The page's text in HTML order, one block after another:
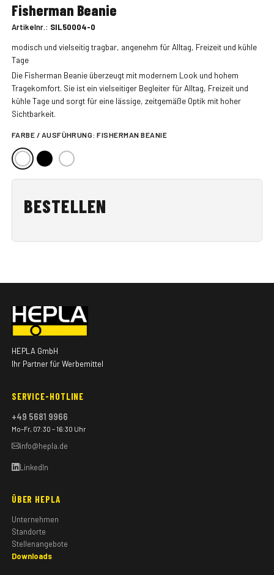
Fisherman Beanie
Artikelnr.: SIL50004-0
modisch und vielseitig tragbar, angenehm für Alltag, Freizeit und kühle
Tage
Die Fisherman Beanie überzeugt mit modernem Look und hohem
Tragekomfort. Sie ist ein vielseitiger Begleiter für Alltag, Freizeit und
kühle Tage und sorgt für eine lässige, zeitgemäße Optik mit hoher
Sichtbarkeit.
FARBE / AUSFÜHRUNG:FISHERMAN BEANIE
BESTELLEN
HEPLA GmbH
Ihr Partner für Werbemittel
SERVICE-HOTLINE
+49 5681 9966
Mo–Fr, 07:30 – 16:30 Uhr
info@hepla.de
LinkedIn
ÜBER HEPLA
Unternehmen
Standorte
Stellenangebote
Downloads